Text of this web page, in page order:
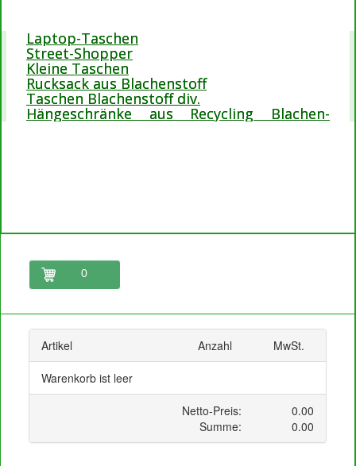
Laptop-Taschen
Street-Shopper
Kleine Taschen
Rucksack aus Blachenstoff
Taschen Blachenstoff div.
Hängeschränke aus Recycling Blachen-
0